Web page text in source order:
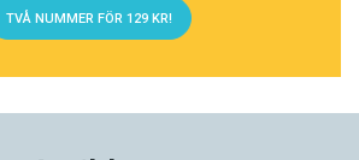
TVÅ NUMMER FÖR 129 KR!